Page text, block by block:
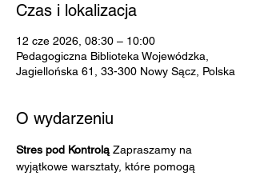
Czas i lokalizacja
12 cze 2026, 08:30 – 10:00
Pedagogiczna Biblioteka Wojewódzka,
Jagiellońska 61, 33-300 Nowy Sącz, Polska
O wydarzeniu
Stres pod Kontrolą Zapraszamy na
wyjątkowe warsztaty, które pomogą